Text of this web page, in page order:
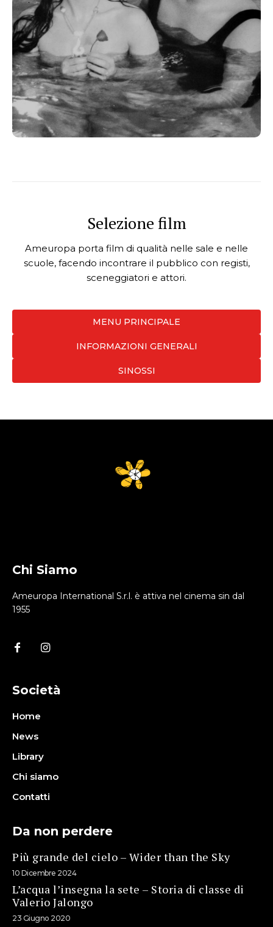
Selezione film
Ameuropa porta film di qualità nelle sale e nelle
scuole, facendo incontrare il pubblico con registi,
sceneggiatori e attori.
MENU PRINCIPALE
INFORMAZIONI GENERALI
SINOSSI
Chi Siamo
Ameuropa International S.r.l. è attiva nel cinema sin dal
1955
Società
Home
News
Library
Chi siamo
Contatti
Da non perdere
Più grande del cielo – Wider than the Sky
10 Dicembre 2024
L’acqua l’insegna la sete – Storia di classe di
Valerio Jalongo
23 Giugno 2020